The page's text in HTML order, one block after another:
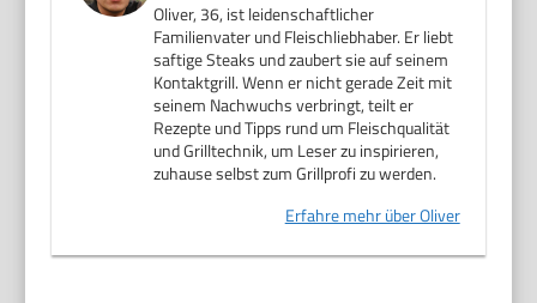
Oliver, 36, ist leidenschaftlicher
Familienvater und Fleischliebhaber. Er liebt
saftige Steaks und zaubert sie auf seinem
Kontaktgrill. Wenn er nicht gerade Zeit mit
seinem Nachwuchs verbringt, teilt er
Rezepte und Tipps rund um Fleischqualität
und Grilltechnik, um Leser zu inspirieren,
zuhause selbst zum Grillprofi zu werden.
Erfahre mehr über Oliver